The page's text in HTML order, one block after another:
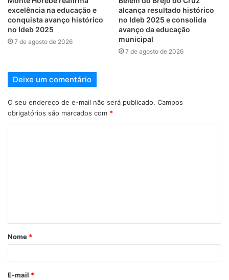
excelência na educação e
conquista avanço histórico
no Ideb 2025
7 de agosto de 2026
alcança resultado histórico
no Ideb 2025 e consolida
avanço da educação
municipal
7 de agosto de 2026
Deixe um comentário
O seu endereço de e-mail não será publicado. Campos
obrigatórios são marcados com *
Nome *
E-mail *